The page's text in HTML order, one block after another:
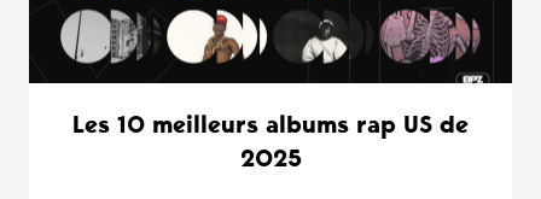
Les 10 meilleurs albums rap US de
2025